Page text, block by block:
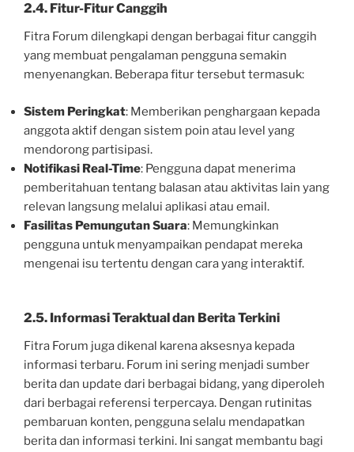
2.4. Fitur-Fitur Canggih
Fitra Forum dilengkapi dengan berbagai fitur canggih
yang membuat pengalaman pengguna semakin
menyenangkan. Beberapa fitur tersebut termasuk:
Sistem Peringkat: Memberikan penghargaan kepada
anggota aktif dengan sistem poin atau level yang
mendorong partisipasi.
Notifikasi Real-Time: Pengguna dapat menerima
pemberitahuan tentang balasan atau aktivitas lain yang
relevan langsung melalui aplikasi atau email.
Fasilitas Pemungutan Suara: Memungkinkan
pengguna untuk menyampaikan pendapat mereka
mengenai isu tertentu dengan cara yang interaktif.
2.5. Informasi Teraktual dan Berita Terkini
Fitra Forum juga dikenal karena aksesnya kepada
informasi terbaru. Forum ini sering menjadi sumber
berita dan update dari berbagai bidang, yang diperoleh
dari berbagai referensi terpercaya. Dengan rutinitas
pembaruan konten, pengguna selalu mendapatkan
berita dan informasi terkini. Ini sangat membantu bagi